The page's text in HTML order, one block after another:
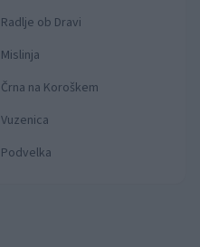
Radlje ob Dravi
Mislinja
Črna na Koroškem
Vuzenica
Podvelka